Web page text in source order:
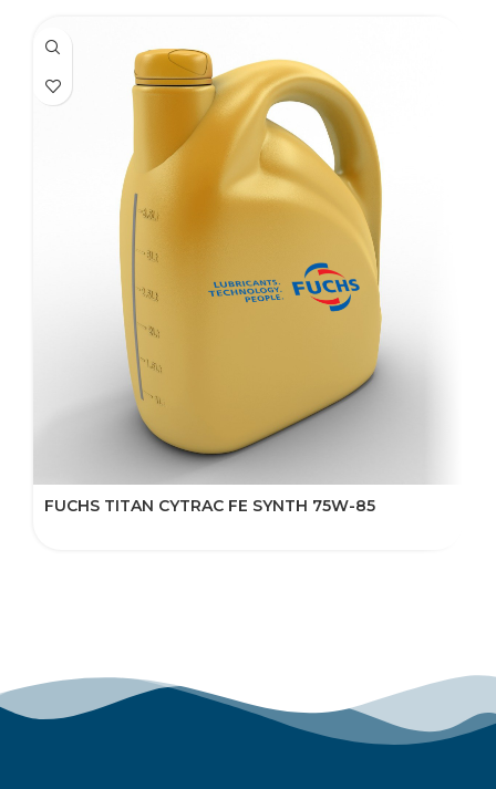
FUCHS TITAN CYTRAC FE SYNTH 75W-85